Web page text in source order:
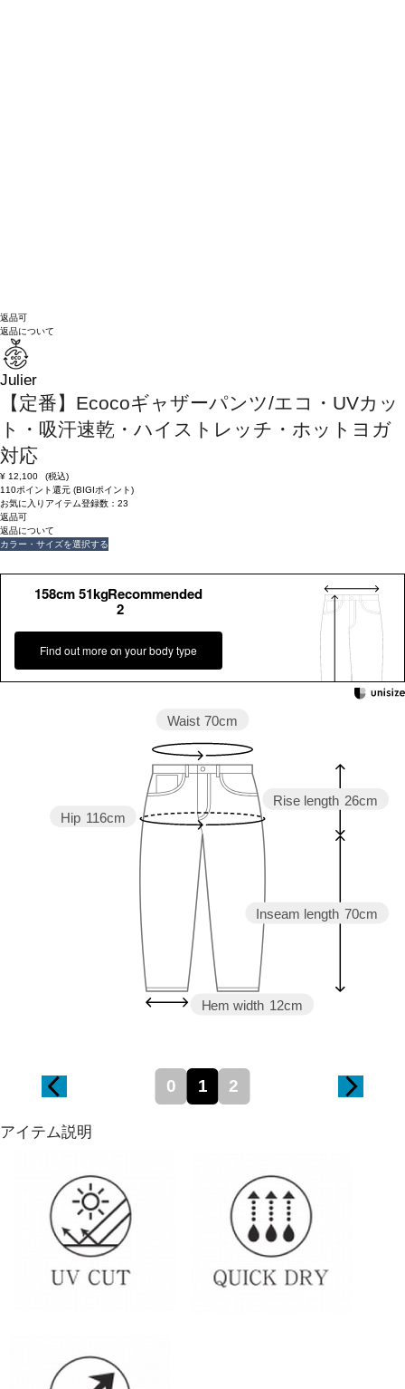
返品可
返品について
Julier
【定番】Ecocoギャザーパンツ/エコ・UVカッ
ト・吸汗速乾・ハイストレッチ・ホットヨガ
対応
¥ 12,100
(税込)
110ポイント還元 (BIGIポイント)
お気に入りアイテム登録数： 23
返品可
返品について
カラー・サイズを選択する
158cm 51kgRecommended
2
Find out more on your body type
Inseam length 70cm
Rise length 26cm
Hem width 12cm
Hip 116cm
Waist 70cm
0 1 2
アイテム説明